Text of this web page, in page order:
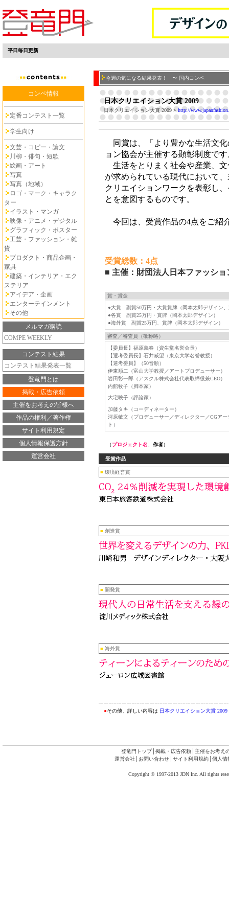
平日毎日更新
今週の気になる結果発表！ 〜 国内コンペ
コンペ情報
定番コンテスト一覧
学生向け
文芸・コピー・論文
川柳・俳句・短歌
絵画・アート
写真
写真（地域）
ロゴ・マーク・キャラク
ター
イラスト・マンガ
映像・アニメ・デジタル
グラフィック・ポスター
工芸・ファッション・雑
貨
プロダクト・商品企画・
家具
建築・インテリア・エク
ステリア
アイデア・企画
エンターテインメント
その他
メルマガ購読
COMPE WEEKLY
コンテスト結果
コンテスト結果発表一覧
登竜門とは
掲載・広告依頼
主催をお考えの皆様へ
作品の権利／著作権
サイト利用規定
個人情報保護方針
運営会社
日本クリエイション大賞 2009
日本クリエイション大賞 2009 > http://
同賞は、「より豊かな生活文
ョン協会が主催する顕彰制度で
生活をとりまく社会や産業、
が求められている現代において
クリエイションワークを表彰し
とを意図するものです。
今回は、受賞作品の4点をご紹
受賞総数：4点
■ 主催：財団法人日本ファッショ
賞・賞金
●大賞 副賞50万円・大賞賞牌（岡本太郎デザイン
●各賞 副賞25万円・賞牌（岡本太郎デザイン）
●海外賞 副賞25万円、賞牌（岡本太郎デザイン）
審査／審査員（敬称略）
【委員長】福原義春（資生堂名誉会長）
【選考委員長】石井威望（東京大学名誉教授）
【選考委員】（50音順）
伊東順二（富山大学教授／アートプロデューサー）
岩田彰一郎（アスクル株式会社代表取締役兼CEO）
内館牧子（脚本家）
大宅映子（評論家）
加藤タキ（コーディネーター）
河原敏文（プロデューサー／ディレクター／CGアー
ト）
（プロジェクト名 作者）
受賞作品
■ 環境経営賞
■ 創造賞
■ 開発賞
■ 海外賞
●その他、詳しい内容は 日本クリエイション大賞 2009
登竜門トップ│ 掲載・広告依頼
主催をお考え
運営会社│ お問い合わせ│ サイト利用規約│ 個人情
Copyright © 1997-2013 JDN Inc. All rights